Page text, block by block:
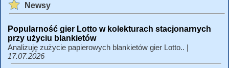
Newsy
Popularność gier Lotto w kolekturach stacjonarnych
przy użyciu blankietów
Analizuję zużycie papierowych blankietów gier Lotto.. |
17.07.2026